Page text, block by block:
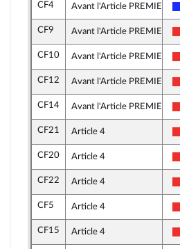
CF4 Avant l'Article PREMIER
CF9 Avant l'Article PREMIER
CF10 Avant l'Article PREMIER
CF12 Avant l'Article PREMIER
CF14 Avant l'Article PREMIER
CF21 Article 4
CF20 Article 4
CF22 Article 4
CF5 Article 4
CF15 Article 4